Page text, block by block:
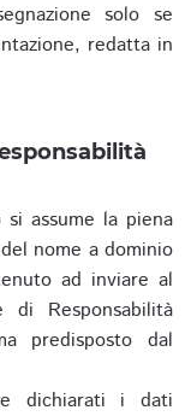
solo se
redatta in
assume la piena
nome a dominio
ad inviare al
Responsabilità
predisposto dal
dichiarati i dati